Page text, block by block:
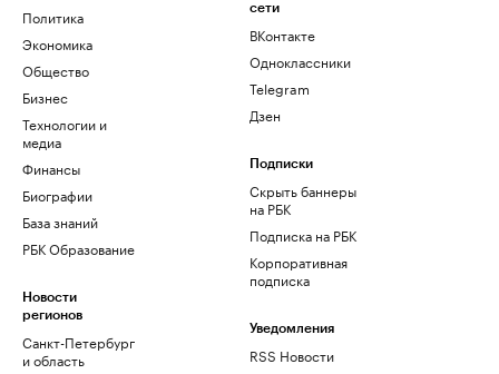
Политика
Экономика
Общество
Бизнес
Технологии и
медиа
Финансы
Биографии
База знаний
РБК Образование
Новости
регионов
Санкт-Петербург
и область
сети
ВКонтакте
Одноклассники
Telegram
Дзен
Подписки
Скрыть баннеры
на РБК
Подписка на РБК
Корпоративная
подписка
Уведомления
RSS Новости